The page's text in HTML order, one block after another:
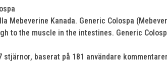
Mebeverine Kanada. Generic Colospa
to the muscle in the intestines. Generic
stjärnor, baserat på 181 användare kommentarer